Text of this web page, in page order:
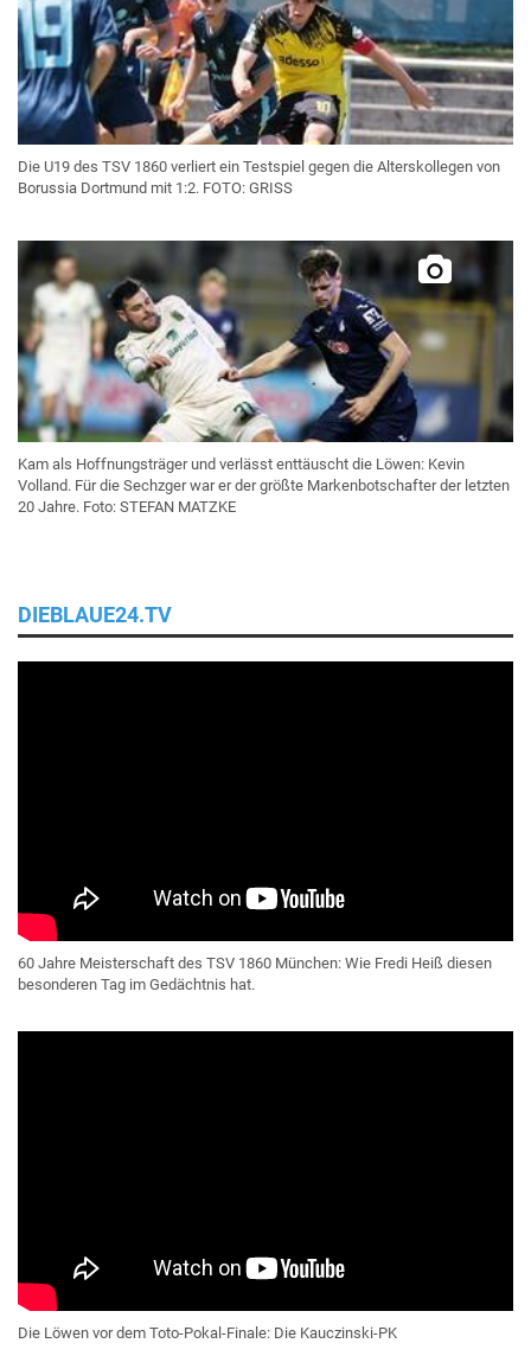
Die U19 des TSV 1860 verliert ein Testspiel gegen die Alterskollegen von
Borussia Dortmund mit 1:2. FOTO: GRISS
Kam als Hoffnungsträger und verlässt enttäuscht die Löwen: Kevin
Volland. Für die Sechzger war er der größte Markenbotschafter der letzten
20 Jahre. Foto: STEFAN MATZKE
DIEBLAUE24.TV
60 Jahre Meisterschaft des TSV 1860 München: Wie Fredi Heiß diesen
besonderen Tag im Gedächtnis hat.
Die Löwen vor dem Toto-Pokal-Finale: Die Kauczinski-PK